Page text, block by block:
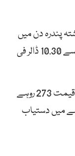
پندرہ دن میں
تقریباً 7 فیصد کم ہو کر 9.70 ڈالر فی بیرل سے 10.30 ڈالر فی
واضح رہے کہ اس وقت پیٹرول کی فی لیٹر قیمت 273 روہے
لیٹر ڈیزل 274 روپے 8 پیسے میں دستیاب